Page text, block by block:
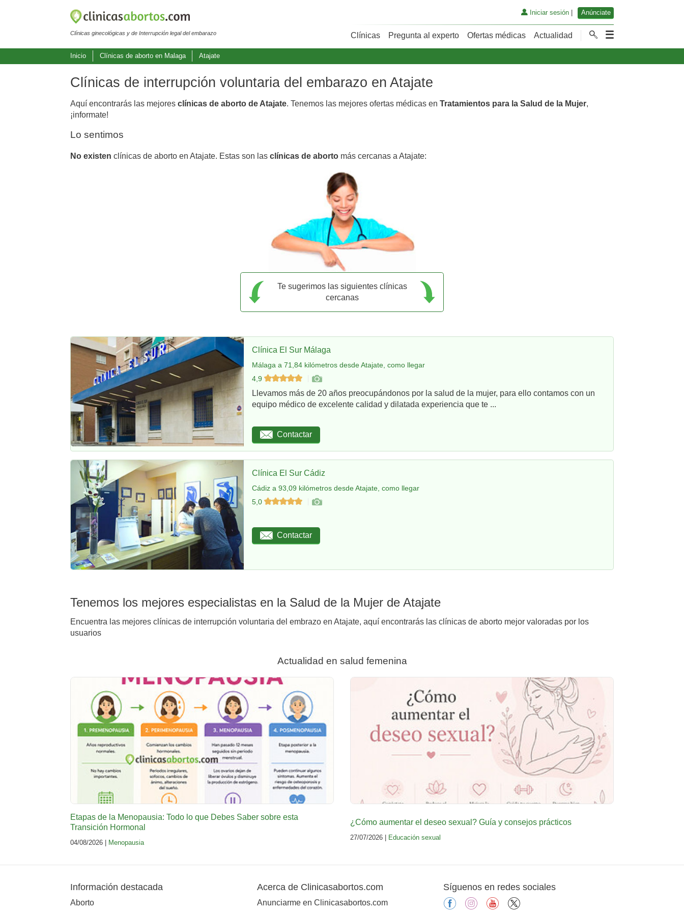
Clínicas ginecológicas y de Interrupción legal del embarazo
Iniciar sesión| Anúnciate
Clínicas Pregunta al experto Ofertas médicas Actualidad
Inicio Clínicas de aborto en Malaga Atajate
Clínicas de interrupción voluntaria del embarazo en Atajate
Aquí encontrarás las mejores clínicas de aborto de Atajate. Tenemos las mejores ofertas médicas en Tratamientos para la Salud de la Mujer,
¡informate!
Lo sentimos
No existen clínicas de aborto en Atajate. Estas son las clínicas de aborto más cercanas a Atajate:
Te sugerimos las siguientes clínicas
cercanas
Clínica El Sur Málaga
Málaga a 71,84 kilómetros desde Atajate, como llegar
4,9
Llevamos más de 20 años preocupándonos por la salud de la mujer, para ello contamos con un
equipo médico de excelente calidad y dilatada experiencia que te ...
Contactar
Clínica El Sur Cádiz
Cádiz a 93,09 kilómetros desde Atajate, como llegar
5,0
Contactar
Tenemos los mejores especialistas en la Salud de la Mujer de Atajate
Encuentra las mejores clínicas de interrupción voluntaria del embrazo en Atajate, aquí encontrarás las clínicas de aborto mejor valoradas por los
usuarios
Actualidad en salud femenina
Etapas de la Menopausia: Todo lo que Debes Saber sobre esta
Transición Hormonal
04/08/2026 | Menopausia
¿Cómo aumentar el deseo sexual? Guía y consejos prácticos
27/07/2026 | Educación sexual
Información destacada
Aborto
Acerca de Clinicasabortos.com
Anunciarme en Clinicasabortos.com
Síguenos en redes sociales
facebookinstagramyoutube